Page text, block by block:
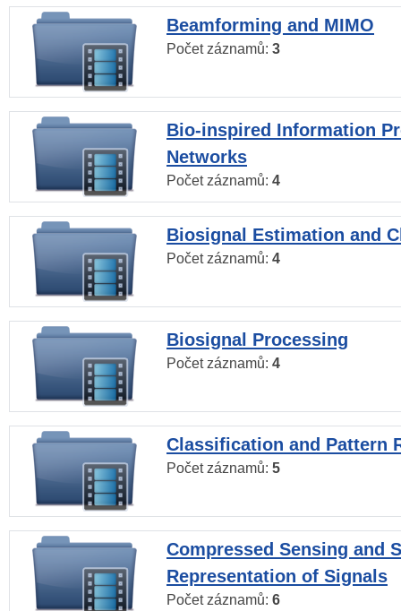
Beamforming and MIMO
Počet záznamů: 3
Bio-inspired Information
Networks
Počet záznamů: 4
Biosignal Estimation and
Počet záznamů: 4
Biosignal Processing
Počet záznamů: 4
Classification and Pattern
Počet záznamů: 5
Compressed Sensing and
Representation of Signals
Počet záznamů: 6